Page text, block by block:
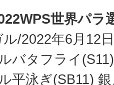
世界パラ
ル/2022年6月12
バタフライ
平泳ぎ(SB11)